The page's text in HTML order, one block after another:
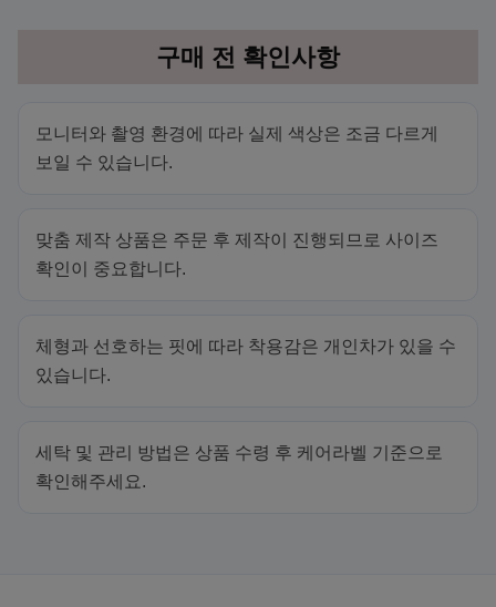
구매 전 확인사항
모니터와 촬영 환경에 따라 실제 색상은 조금 다르게
보일 수 있습니다.
맞춤 제작 상품은 주문 후 제작이 진행되므로 사이즈
확인이 중요합니다.
체형과 선호하는 핏에 따라 착용감은 개인차가 있을 수
있습니다.
세탁 및 관리 방법은 상품 수령 후 케어라벨 기준으로
확인해주세요.